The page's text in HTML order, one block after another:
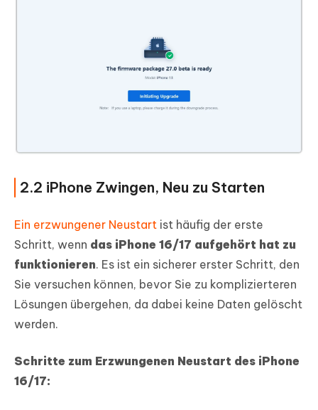
2.2 iPhone Zwingen, Neu zu Starten
Ein erzwungener Neustart ist häufig der erste
Schritt, wenn das iPhone 16/17 aufgehört hat zu
funktionieren. Es ist ein sicherer erster Schritt, den
Sie versuchen können, bevor Sie zu komplizierteren
Lösungen übergehen, da dabei keine Daten gelöscht
werden.
Schritte zum Erzwungenen Neustart des iPhone
16/17: